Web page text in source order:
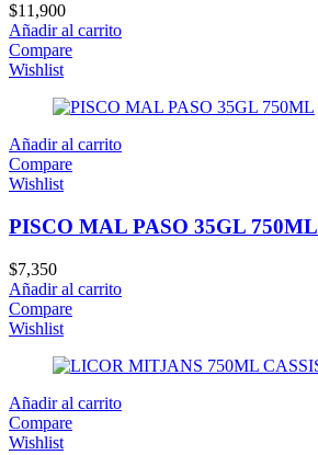
$11,900
Añadir al carrito
Compare
Wishlist
Añadir al carrito
Compare
Wishlist
PISCO MAL PASO 35GL 750ML
$7,350
Añadir al carrito
Compare
Wishlist
Añadir al carrito
Compare
Wishlist